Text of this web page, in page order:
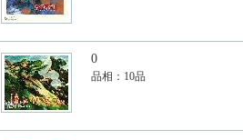
0
品相： 10品